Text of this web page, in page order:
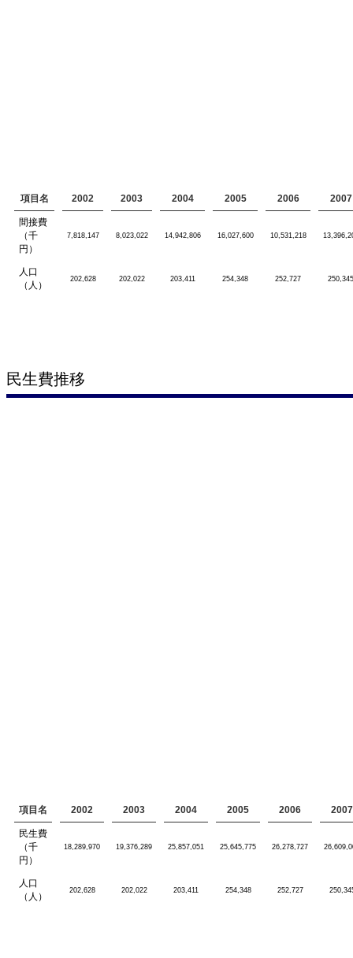
項目名 2002 2003 2004 2005 2006 2007
間接費
（千
円）
7,818,147 8,023,022 14,942,806 16,027,600 10,531,218
人口
（人）
202,628 202,022 203,411 254,348 252,727 250,345
民生費推移
項目名 2002 2003 2004 2005 2006 2007
民生費
（千
円）
18,289,970 19,376,289 25,857,051 25,645,775 26,278,727
人口
（人）
202,628 202,022 203,411 254,348 252,727